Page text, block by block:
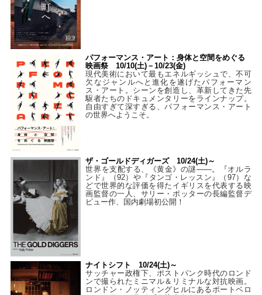
パフォーマンス・アート：身体と空間をめぐる
映画祭 10/10(土)－10/23(金)
現代美術において最もエネルギッシュで、不可
欠なジャンルへと進化を遂げたパフォーマン
ス・アート。シーンを創造し、革新してきた先
駆者たちのドキュメンタリーをラインナップ。
自由すぎて深すぎる、パフォーマンス・アート
の世界へようこそ。
ザ・ゴールドディガーズ 10/24(土)～
世界を支配する、《黄金》の謎――。『オルラ
ンド』（92）や『タンゴ・レッスン』（97）な
どで世界的な評価を得たイギリスを代表する映
画監督の一人、サリー・ポッターの長編監督デ
ビュー作、国内劇場初公開！
ナイトシフト 10/24(土)～
サッチャー政権下、ポストパンク時代のロンド
ンで撮られたミニマル＆リミナルな対抗映画。
ロンドン・ノッティングヒルにあるポートベロ